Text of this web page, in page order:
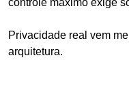
Privacidade real vem
arquitetura.